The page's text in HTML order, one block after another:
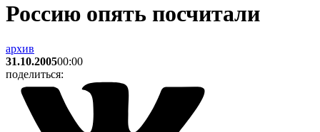
Россию опять посчитали
архив
31.10.200500:00
поделиться: